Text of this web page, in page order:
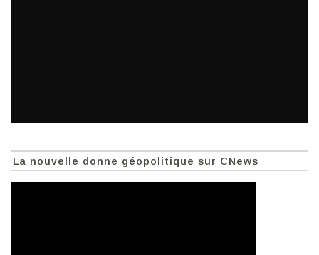
La nouvelle donne géopolitique sur CNews